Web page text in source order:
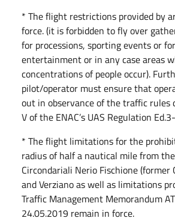
* The flight restrictions provided by
force. (it is forbidden to fly over
for processions, sporting events or
entertainment or in any case areas
concentrations of people occur).
pilot/operator must ensure that
out in observance of the traffic rules
V of the ENAC’s UAS Regulation
* The flight limitations for the
radius of half a nautical mile from
Circondariali Nerio Fischione (former
and Verziano as well as limitations
Traffic Management Memorandum
24.05.2019 remain in force.